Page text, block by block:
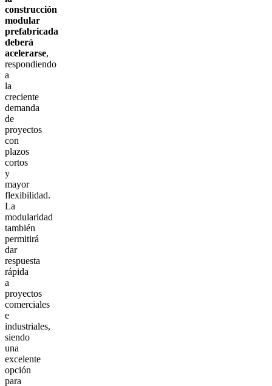
construcción
modular
prefabricada
deberá
acelerarse,
respondiendo
a
la
creciente
demanda
de
proyectos
con
plazos
cortos
y
mayor
flexibilidad.
La
modularidad
también
permitirá
dar
respuesta
rápida
a
proyectos
comerciales
e
industriales,
siendo
una
excelente
opción
para